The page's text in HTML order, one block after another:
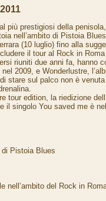
più prestigiosi della
nell’ambito di Pistoia
(10 luglio) fino alla
il tour al Rock in
riuniti due anni fa, hanno
2009, e Wonderlustre,
stare sul palco non è
tour edition, la riedizione
il singolo You saved me è
Pistoia Blues
nell’ambito del Rock in